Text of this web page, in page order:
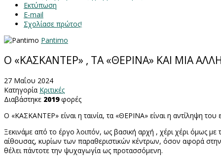
Εκτύπωση
E-mail
Σχολίασε πρώτος!
Pantimo
Ο «ΚΑΣΚΑΝΤΕΡ» , ΤΑ «ΘΕΡΙΝΑ» ΚΑΙ ΜΙΑ ΑΛΛΗ
27 Μαΐου 2024
Κατηγορία Κριτικές
Διαβάστηκε 2019φορές
O «ΚΑΣΚΑΝΤΕΡ» είναι η ταινία, τα «ΘΕΡΙΝΑ» είναι η αντίληψη
Ξεκινάμε από το έργο λοιπόν, ως βασική αρχή , χέρι χέρι όμως με
αίθουσας, κυρίων των παραθεριστικών κέντρων, όσον αφορά
θέλει πάντοτε την ψυχαγωγία ως προτασσόμενη.